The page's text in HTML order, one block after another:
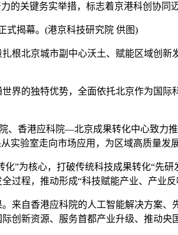
关键务实举措，标志着京港科创协同
式揭幕。(港京科技研究院 供图)
北京城市副中心沃土、赋能区域创新
的独特优势，全面依托北京作为国际
香港应科院—北京成果转化中心致力
实验室走向市场应用，为区域高质量发
为核心，打破传统科技成果转化“先
过程，推动形成“科技赋能产业、产业反
自香港应科院的人工智能解决方案、
新资源、服务首都产业升级、推动央